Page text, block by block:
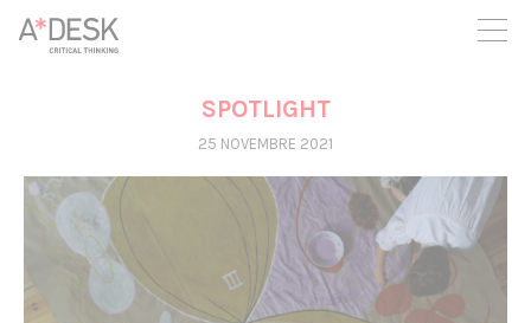
seguim necessitant-te per a poder seguir endavant. Ara pots
participar del projecte i recolzar-lo.
SPOTLIGHT
25 NOVEMBRE 2021